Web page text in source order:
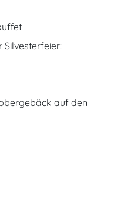
Silvesterfeier:
auf den